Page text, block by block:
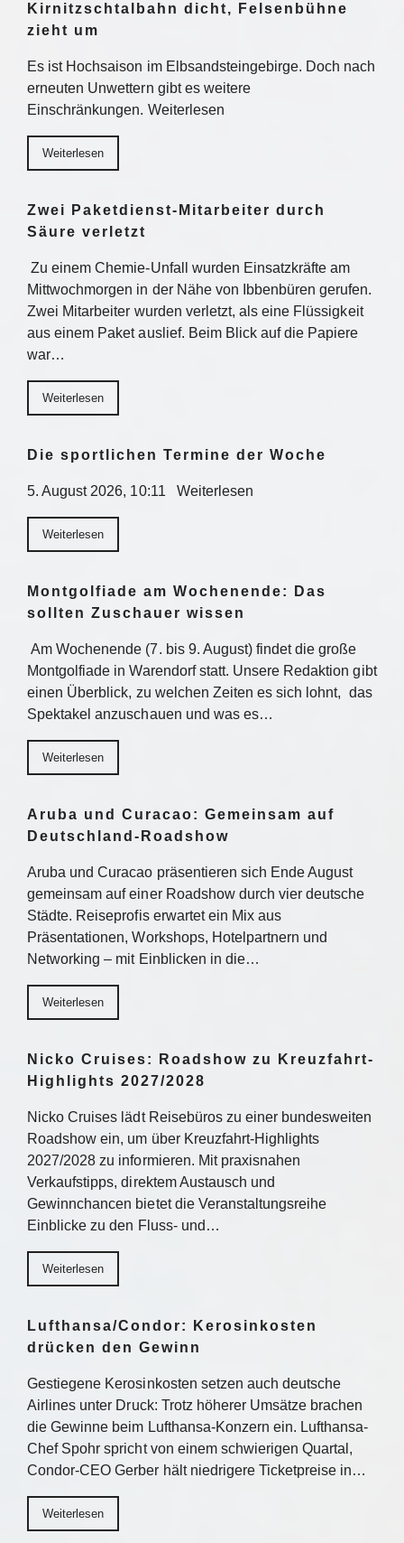
Kirnitzschtalbahn dicht, Felsenbühne
zieht um
Es ist Hochsaison im Elbsandsteingebirge. Doch nach
erneuten Unwettern gibt es weitere
Einschränkungen. Weiterlesen
Weiterlesen
Zwei Paketdienst-Mitarbeiter durch
Säure verletzt
Zu einem Chemie-Unfall wurden Einsatzkräfte am
Mittwochmorgen in der Nähe von Ibbenbüren gerufen.
Zwei Mitarbeiter wurden verletzt, als eine Flüssigkeit
aus einem Paket auslief. Beim Blick auf die Papiere
war…
Weiterlesen
Die sportlichen Termine der Woche
5. August 2026, 10:11 Weiterlesen
Weiterlesen
Montgolfiade am Wochenende: Das
sollten Zuschauer wissen
Am Wochenende (7. bis 9. August) findet die große
Montgolfiade in Warendorf statt. Unsere Redaktion gibt
einen Überblick, zu welchen Zeiten es sich lohnt, das
Spektakel anzuschauen und was es…
Weiterlesen
Aruba und Curacao: Gemeinsam auf
Deutschland-Roadshow
Aruba und Curacao präsentieren sich Ende August
gemeinsam auf einer Roadshow durch vier deutsche
Städte. Reiseprofis erwartet ein Mix aus
Präsentationen, Workshops, Hotelpartnern und
Networking – mit Einblicken in die…
Weiterlesen
Nicko Cruises: Roadshow zu Kreuzfahrt-
Highlights 2027/2028
Nicko Cruises lädt Reisebüros zu einer bundesweiten
Roadshow ein, um über Kreuzfahrt-Highlights
2027/2028 zu informieren. Mit praxisnahen
Verkaufstipps, direktem Austausch und
Gewinnchancen bietet die Veranstaltungsreihe
Einblicke zu den Fluss- und…
Weiterlesen
Lufthansa/Condor: Kerosinkosten
drücken den Gewinn
Gestiegene Kerosinkosten setzen auch deutsche
Airlines unter Druck: Trotz höherer Umsätze brachen
die Gewinne beim Lufthansa-Konzern ein. Lufthansa-
Chef Spohr spricht von einem schwierigen Quartal,
Condor-CEO Gerber hält niedrigere Ticketpreise in…
Weiterlesen